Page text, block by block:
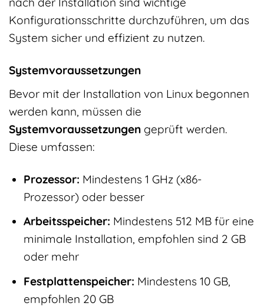
Konfigurationsschritte durchzuführen, um das
System sicher und effizient zu nutzen.
Systemvoraussetzungen
Bevor mit der Installation von Linux begonnen
werden kann, müssen die
Systemvoraussetzungen geprüft werden.
Diese umfassen:
Prozessor: Mindestens 1 GHz (x86-
Prozessor) oder besser
Arbeitsspeicher: Mindestens 512 MB für eine
minimale Installation, empfohlen sind 2 GB
oder mehr
Festplattenspeicher: Mindestens 10 GB,
empfohlen 20 GB